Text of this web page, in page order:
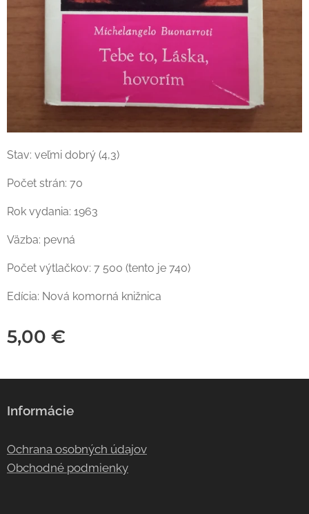
Stav: veľmi dobrý (4,3)
Počet strán: 70
Rok vydania: 1963
Väzba: pevná
Počet výtlačkov: 7 500 (tento je 740)
Edícia: Nová komorná knižnica
5,00 €
Informácie
Ochrana osobných údajov
Obchodné podmienky